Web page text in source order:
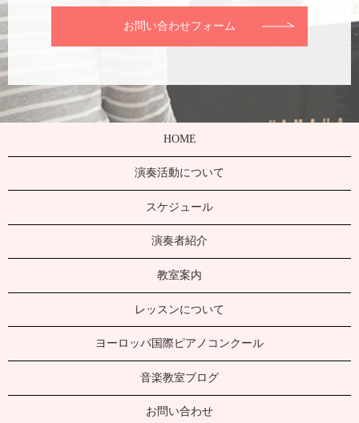
お問い合わせフォーム
HOME
演奏活動について
スケジュール
演奏者紹介
教室案内
レッスンについて
ヨーロッパ国際ピアノコンクール
音楽教室ブログ
お問い合わせ